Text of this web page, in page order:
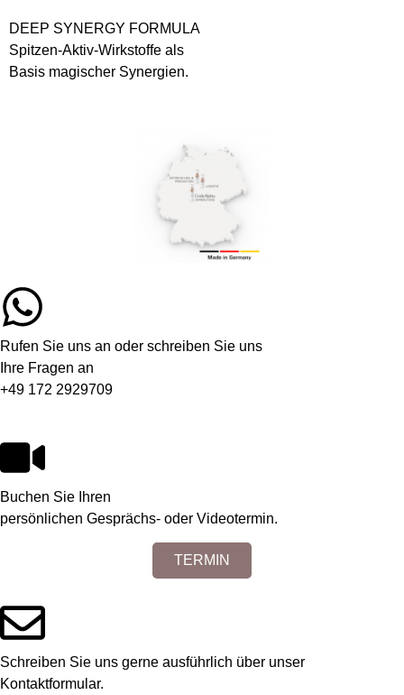
DEEP SYNERGY FORMULA
Spitzen-Aktiv-Wirkstoffe als
Basis magischer Synergien.
Rufen Sie uns an oder schreiben Sie uns
Ihre Fragen an
+49 172 2929709
Buchen Sie Ihren
persönlichen Gesprächs- oder Videotermin.
TERMIN
Schreiben Sie uns gerne ausführlich über unser
Kontaktformular.